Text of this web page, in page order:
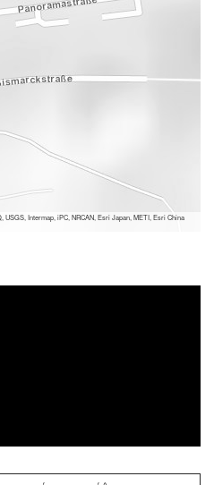
Intermap, iPC, NRCAN, Esri Japan, METI, Esri China